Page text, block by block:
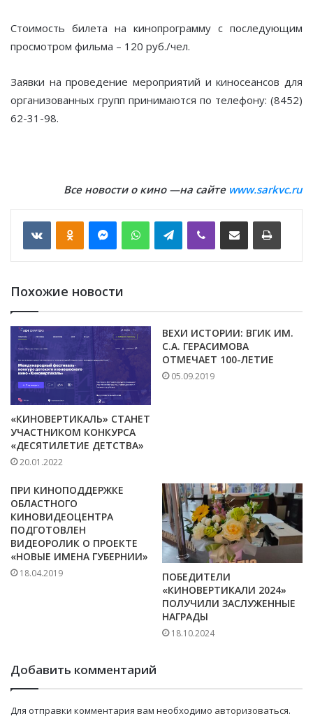
Стоимость билета на кинопрограмму с последующим
просмотром фильма – 120 руб./чел.
Заявки на проведение мероприятий и киносеансов для
организованных групп принимаются по телефону: (8452)
62-31-98.
Все новости о кино —на сайте www.sarkvc.ru
VKontakte WhatsApp Telegram
Похожие новости
«КИНОВЕРТИКАЛЬ» СТАНЕТ
УЧАСТНИКОМ КОНКУРСА
«ДЕСЯТИЛЕТИЕ ДЕТСТВА»
20.01.2022
ВЕХИ ИСТОРИИ: ВГИК ИМ.
С.А. ГЕРАСИМОВА
ОТМЕЧАЕТ 100-ЛЕТИЕ
05.09.2019
ПРИ КИНОПОДДЕРЖКЕ
ОБЛАСТНОГО
КИНОВИДЕОЦЕНТРА
ПОДГОТОВЛЕН
ВИДЕОРОЛИК О ПРОЕКТЕ
«НОВЫЕ ИМЕНА ГУБЕРНИИ»
18.04.2019
ПОБЕДИТЕЛИ
«КИНОВЕРТИКАЛИ 2024»
ПОЛУЧИЛИ ЗАСЛУЖЕННЫЕ
НАГРАДЫ
18.10.2024
Добавить комментарий
Для отправки комментария вам необходимо авторизоваться.